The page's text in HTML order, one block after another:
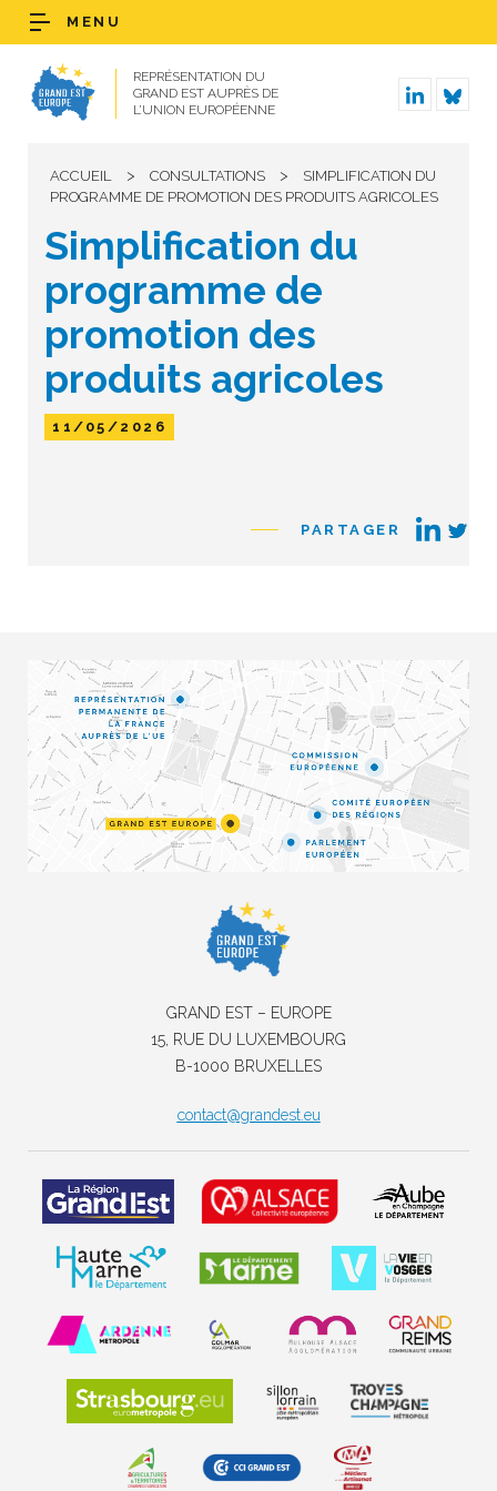
REPRÉSENTATION DU
GRAND EST AUPRÈS DE
L’UNION EUROPÉENNE
MENU
ACCUEIL > CONSULTATIONS >
SIMPLIFICATION DU
PROGRAMME DE PROMOTION DES PRODUITS AGRICOLES
Simplification du
programme de
promotion des
produits agricoles
11/05/2026
PARTAGER
GRAND EST – EUROPE
15, RUE DU LUXEMBOURG
B-1000 BRUXELLES
contact@grandest.eu